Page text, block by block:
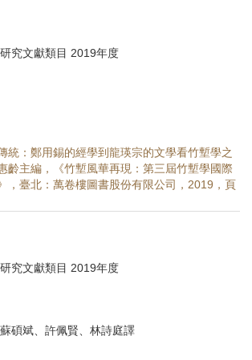
究文獻類目 2019年度
統：鄭用錫的經學到龍瑛宗的文學看竹塹學之
齡主編，《竹塹風華再現：第三屆竹塹學國際
，臺北：萬卷樓圖書股份有限公司，2019，頁
究文獻類目 2019年度
碩斌、許佩賢、林詩庭譯